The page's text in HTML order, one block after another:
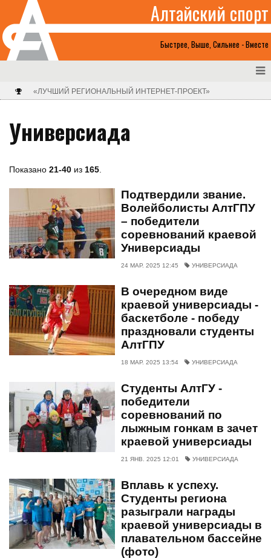
Быстрее, Выше, Сильнее - Вместе
Алтайский спорт
«ЛУЧШИЙ РЕГИОНАЛЬНЫЙ ИНТЕРНЕТ-ПРОЕКТ»
Универсиада
Показано 21-40 из 165
Подтвердили звание.
Волейболисты АлтГПУ
– победители
соревнований краевой
Универсиады
24 МАР. 2025 12:45 УНИВЕРСИАДА
В очередном виде
краевой универсиады -
баскетболе - победу
праздновали студенты
АлтГПУ
18 МАР. 2025 13:54 УНИВЕРСИАДА
Студенты АлтГУ -
победители
соревнований по
лыжным гонкам в зачет
краевой универсиады
21 ЯНВ. 2025 12:01 УНИВЕРСИАДА
Вплавь к успеху.
Студенты региона
разыграли награды
краевой универсиады в
плавательном бассейне
(фото)